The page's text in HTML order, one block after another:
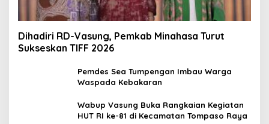
Dihadiri RD-Vasung, Pemkab Minahasa Turut
Sukseskan TIFF 2026
Pemdes Sea Tumpengan Imbau Warga
Waspada Kebakaran
Wabup Vasung Buka Rangkaian Kegiatan
HUT RI ke-81 di Kecamatan Tompaso Raya